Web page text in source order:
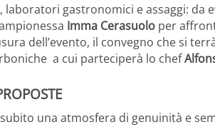
gastronomici e assaggi: da
Imma Cerasuolo per
dell’evento, il convegno che si
a cui parteciperà lo chef
una atmosfera di genuinità e